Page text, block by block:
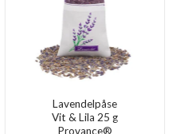
Lavendelpåse
Vit & Lila 25 g
Provance®